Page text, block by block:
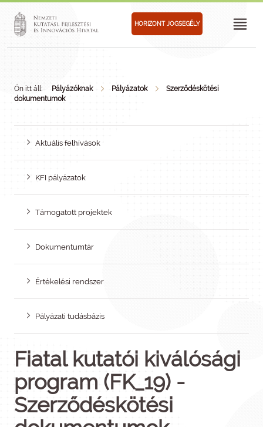
HORIZONT JOGSEGÉLY
Ön itt áll: Pályázóknak Pályázatok
Szerződéskötési
dokumentumok
Aktuális felhívások
KFI pályázatok
Támogatott projektek
Dokumentumtár
Értékelési rendszer
Pályázati tudásbázis
Fiatal kutatói kiválósági
program (FK_19) -
Szerződéskötési